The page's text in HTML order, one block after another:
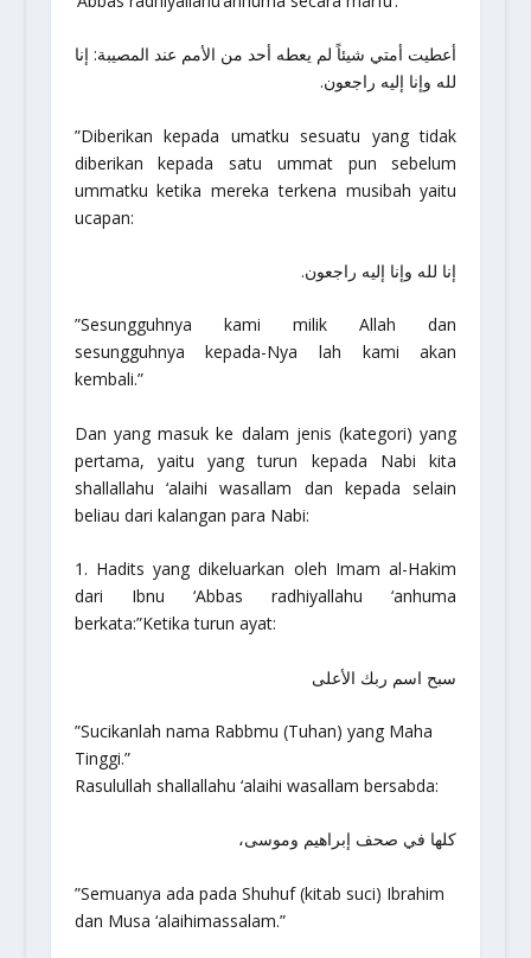
أعطيت أمتي شيئاً لم يعطه أحد من الأمم عند المصيبة: إنا
لله وإنا إليه راجعون.
”Diberikan kepada umatku sesuatu yang tidak
diberikan kepada satu ummat pun sebelum
ummatku ketika mereka terkena musibah yaitu
ucapan:
إنا لله وإنا إليه راجعون.
”Sesungguhnya kami milik Allah dan
sesungguhnya kepada-Nya lah kami akan
kembali.”
Dan yang masuk ke dalam jenis (kategori) yang
pertama, yaitu yang turun kepada Nabi kita
shallallahu ‘alaihi wasallam dan kepada selain
beliau dari kalangan para Nabi:
1. Hadits yang dikeluarkan oleh Imam al-Hakim
dari Ibnu ‘Abbasradhiyallahu ‘anhuma
berkata:”Ketika turun ayat:
سبح اسم ربك الأعلى
”Sucikanlah nama Rabbmu (Tuhan) yang Maha
Tinggi.”
Rasulullah shallallahu ‘alaihi wasallam bersabda:
كلها في صحف إبراهيم وموسى،
”Semuanya ada pada Shuhuf (kitab suci) Ibrahim
dan Musa ‘alaihimassalam.”